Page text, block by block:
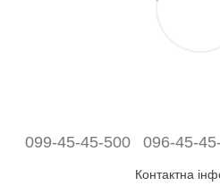
099-45-45-500 096-45-
Контактна